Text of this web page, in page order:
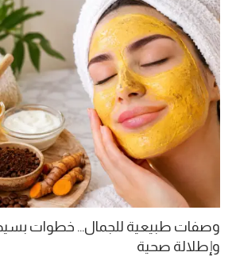
وصفات طبيعية للجمال… خطوات
وإطلالة صحية